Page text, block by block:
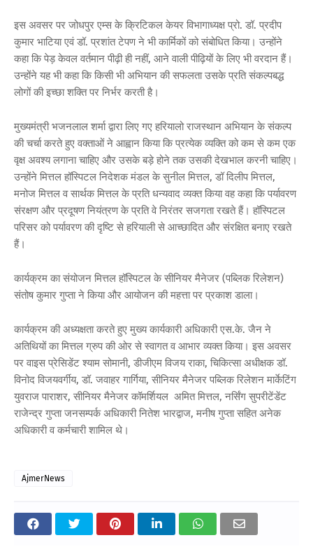
इस अवसर पर जोधपुर एम्स के क्रिटिकल केयर विभागाध्यक्ष प्रो. डॉ. प्रदीप
कुमार भाटिया एवं डॉ. प्रशांत टेपण ने भी कार्मिकों को संबोधित किया। उन्होंने
कहा कि पेड़ केवल वर्तमान पीढ़ी ही नहीं, आने वाली पीढ़ियों के लिए भी वरदान हैं।
उन्होंने यह भी कहा कि किसी भी अभियान की सफलता उसके प्रति संकल्पबद्ध
लोगों की इच्छा शक्ति पर निर्भर करती है।
मुख्यमंत्री भजनलाल शर्मा द्वारा लिए गए हरियालो राजस्थान अभियान के संकल्प
की चर्चा करते हुए वक्ताओं ने आह्वान किया कि प्रत्येक व्यक्ति को कम से कम एक
वृक्ष अवश्य लगाना चाहिए और उसके बड़े होने तक उसकी देखभाल करनी चाहिए।
उन्होंने मित्तल हॉस्पिटल निदेशक मंडल के सुनील मित्तल, डॉ दिलीप मित्तल,
मनोज मित्तल व सार्थक मित्तल के प्रति धन्यवाद व्यक्त किया वह कहा कि पर्यावरण
संरक्षण और प्रदूषण नियंत्रण के प्रति वे निरंतर सजगता रखते हैं। हॉस्पिटल
परिसर को पर्यावरण की दृष्टि से हरियाली से आच्छादित और संरक्षित बनाए रखते
हैं।
कार्यक्रम का संयोजन मित्तल हॉस्पिटल के सीनियर मैनेजर (पब्लिक रिलेशन)
संतोष कुमार गुप्ता ने किया और आयोजन की महत्ता पर प्रकाश डाला।
कार्यक्रम की अध्यक्षता करते हुए मुख्य कार्यकारी अधिकारी एस.के. जैन ने
अतिथियों का मित्तल ग्रुप की ओर से स्वागत व आभार व्यक्त किया। इस अवसर
पर वाइस प्रेसिडेंट श्याम सोमानी, डीजीएम विजय राका, चिकित्सा अधीक्षक डॉ.
विनोद विजयवर्गीय, डॉ. जवाहर गार्गिया, सीनियर मैनेजर पब्लिक रिलेशन मार्केटिंग
युवराज पाराशर, सीनियर मैनेजर कॉमर्शियल अमित मित्तल, नर्सिंग सुपरीटेंडेंट
राजेन्द्र गुप्ता जनसम्पर्क अधिकारी नितेश भारद्वाज, मनीष गुप्ता सहित अनेक
अधिकारी व कर्मचारी शामिल थे।
AjmerNews